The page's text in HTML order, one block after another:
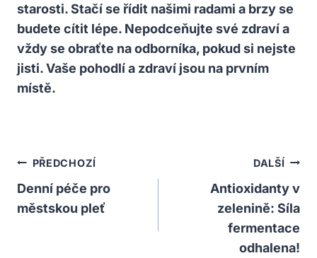
starosti. Stačí se⁤ řídit našimi radami a brzy⁤ se⁤
budete cítit ⁤lépe. Nepodceňujte své ‌zdraví a
⁤vždy se obraťte‌ na odborníka, pokud si ⁣nejste
jisti. Vaše ​pohodlí a ​zdraví jsou na prvním ​
místě.
Navigace
Pro
Příspěvek
PŘEDCHOZÍ
Denní péče pro
městskou pleť
DALŠÍ
Antioxidanty v
zelenině: Síla
fermentace
odhalena!